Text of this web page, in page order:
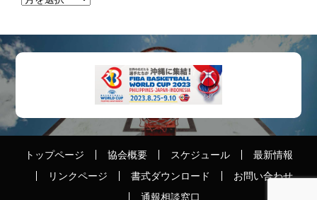
トップページ 協会概要 スケジュール
最新情報
リンクページ
書式ダウンロード
お問い合わせ
通報相談窓口